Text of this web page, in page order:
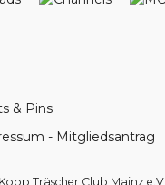
- Mitgliedsantrag
Träscher Club Mainz e.V.